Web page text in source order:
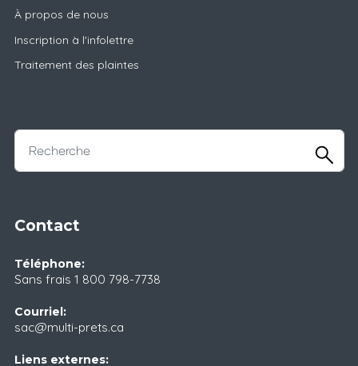
À propos de nous
Inscription à l'infolettre
Traitement des plaintes
Contact
Téléphone:
Sans frais 1 800 798-7738
Courriel:
sac@multi-prets.ca
Liens externes: